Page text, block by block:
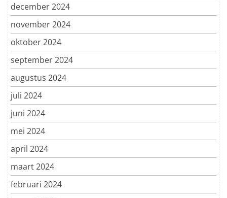
december 2024
november 2024
oktober 2024
september 2024
augustus 2024
juli 2024
juni 2024
mei 2024
april 2024
maart 2024
februari 2024